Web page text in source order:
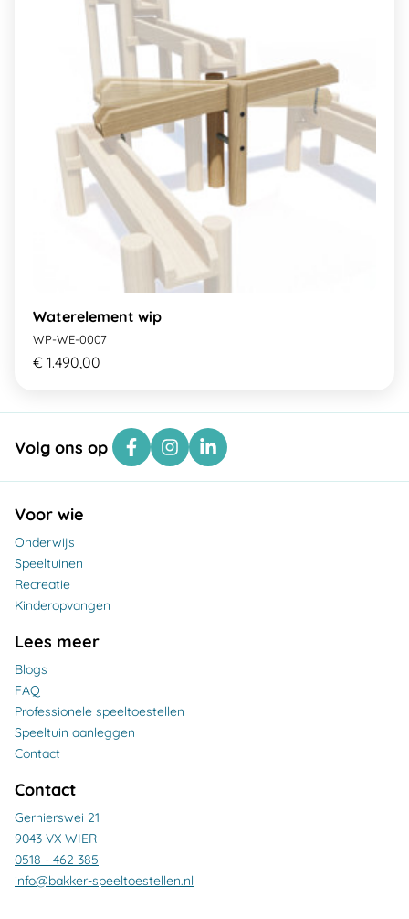
Waterelement wip
WP-WE-0007
€ 1.490,00
Volg ons op
Voor wie
Onderwijs
Speeltuinen
Recreatie
Kinderopvangen
Lees meer
Blogs
FAQ
Professionele speeltoestellen
Speeltuin aanleggen
Contact
Contact
Gernierswei 21
9043 VX WIER
0518 - 462 385
info@bakker-speeltoestellen.nl